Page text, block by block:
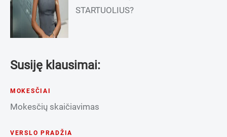
STARTUOLIUS?
Susiję klausimai:
MOKESČIAI
Mokesčių skaičiavimas
VERSLO PRADŽIA